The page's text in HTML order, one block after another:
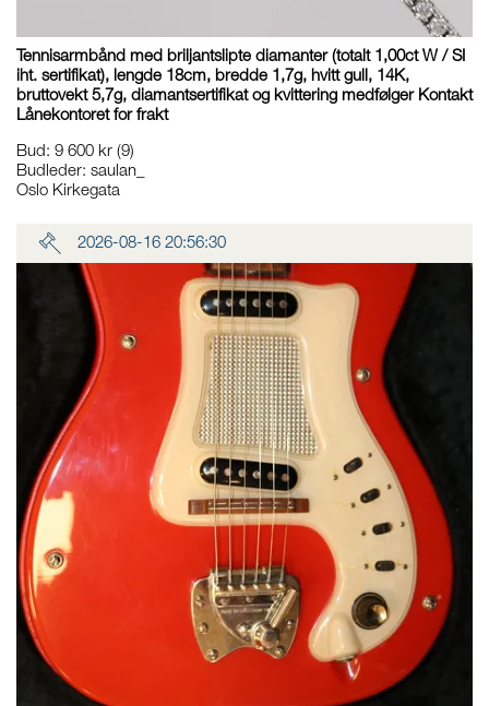
Tennisarmbånd med briljantslipte diamanter (totalt 1,00ct W / SI
iht. sertifikat), lengde 18cm, bredde 1,7g, hvitt gull, 14K,
bruttovekt 5,7g, diamantsertifikat og kvittering medfølger Kontakt
Lånekontoret for frakt
Bud: 9 600 kr (9)
Budleder: saulan_
Oslo Kirkegata
2026-08-16 20:56:30